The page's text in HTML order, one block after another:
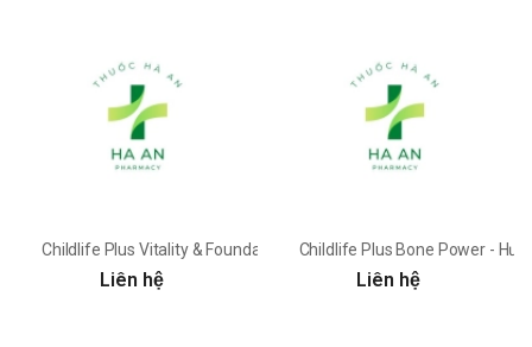
Childlife Plus Vitality & Foundation - Hương Cam Xoài
Liên hệ
Childlife Plus Bone Power -
Liên hệ